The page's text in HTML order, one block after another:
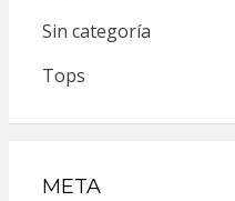
Sin categoría
Tops
META